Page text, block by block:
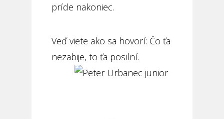
príde nakoniec.
Veď viete ako sa hovorí: Čo ťa
nezabije, to ťa posilní.